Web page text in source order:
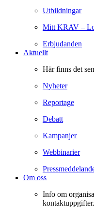
Utbildningar
Mitt KRAV –
Erbjudanden
Aktuellt
Här finns det
Nyheter
Reportage
Debatt
Kampanjer
Webbinarier
Om oss
Info om
kontaktuppgifter.